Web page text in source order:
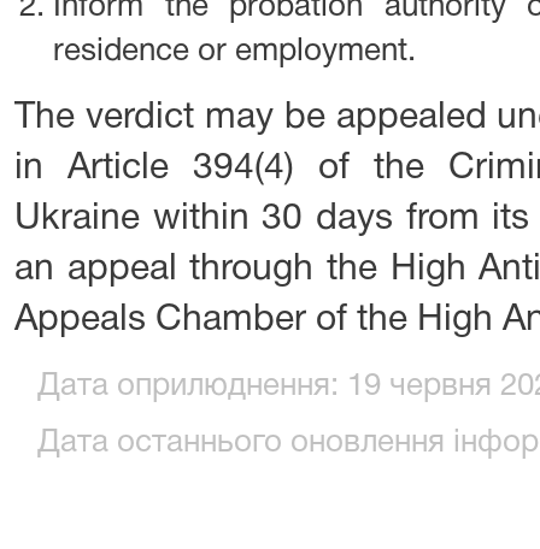
Inform the probation
residence or employment.
The verdict may be appealed
in Article 394(4) of the
Ukraine within 30 days from
an appeal through the High
Appeals Chamber of the High
Дата оприлюднення: 19 червня
Дата останнього оновлення